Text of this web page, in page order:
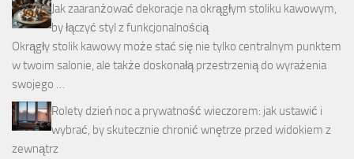
Jak zaaranżować dekoracje na okrągłym stoliku kawowym,
by łączyć styl z funkcjonalnością
Okrągły stolik kawowy może stać się nie tylko centralnym punktem
w twoim salonie, ale także doskonałą przestrzenią do wyrażenia
swojego …
Rolety dzień noc a prywatność wieczorem: jak ustawić i
wybrać, by skutecznie chronić wnętrze przed widokiem z
zewnątrz